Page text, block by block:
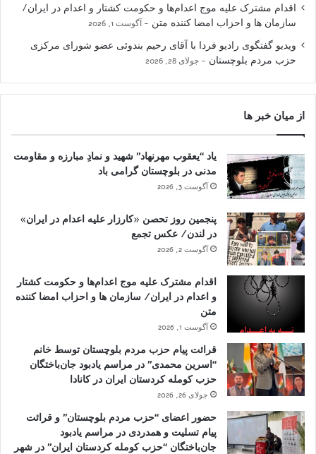
اقدام مشترک علیه موج اعدام‌ها و حکومت کشتار و اعدام در ایران/
سازمان ها و احزاب امضا کننده متن
آگوست 1, 2026
ویدیو گفتگوی رادیو فردا با آقای رحیم بندوئی عضو شورای مرکزی
حزب مردم بلوچستان
جولای 28, 2026
از میان خبر ها
یاد “یعقوب مهرنهاد” شهید و نمادِ مبارزه و مقاومت
مدنی در بلوچستان گرامی باد
آگوست 3, 2026
پنجمین روز تحصن «کارزار علیه اعدام در ایران»
در لندن/ عکس تجمع
آگوست 2, 2026
اقدام مشترک علیه موج اعدام‌ها و حکومت کشتار
و اعدام در ایران/ سازمان ها و احزاب امضا کننده
متن
آگوست 1, 2026
قرائت پیام حزب مردم بلوچستان توسط خانم
“اسرین محمدی” در مراسم یادبود جان‌باختگان
حزب کومله کردستان ایران در کانادا
جولای 26, 2026
حضور اعضای “حزب مردم بلوچستان” و قرائت
پیام تسلیت و همدردی در مراسم یادبود
جان‌باختگان “حزب کومله کردستان ایران” در شهر